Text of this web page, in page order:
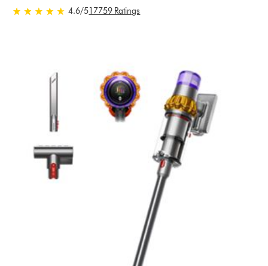
4.6 stjerner af 5 fra 17759 Ratings
4.6/517759 Ratings